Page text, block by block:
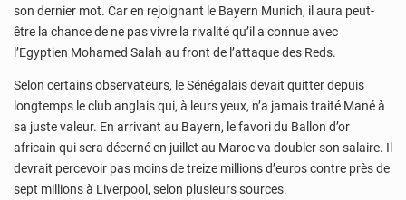
son dernier mot. Car en rejoignant le Bayern Munich, il aura peut-
être la chance de ne pas vivre la rivalité qu’il a connue avec
l’Egyptien Mohamed Salah au front de l’attaque des Reds.
Selon certains observateurs, le Sénégalais devait quitter depuis
longtemps le club anglais qui, à leurs yeux, n’a jamais traité Mané à
sa juste valeur. En arrivant au Bayern, le favori du Ballon d’or
africain qui sera décerné en juillet au Maroc va doubler son salaire. Il
devrait percevoir pas moins de treize millions d’euros contre près de
sept millions à Liverpool, selon plusieurs sources.